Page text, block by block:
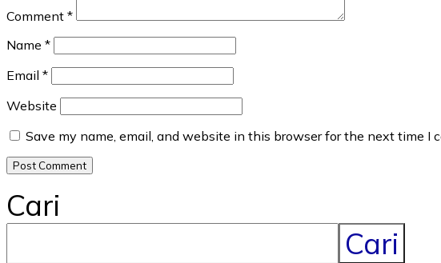
Comment *
Name *
Email *
Website
Save my name, email, and website in this browser for the next time I
Cari
Cari